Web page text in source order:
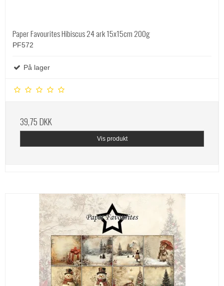
Paper Favourites Hibiscus 24 ark 15x15cm 200g
PF572
På lager
39,75 DKK
Vis produkt